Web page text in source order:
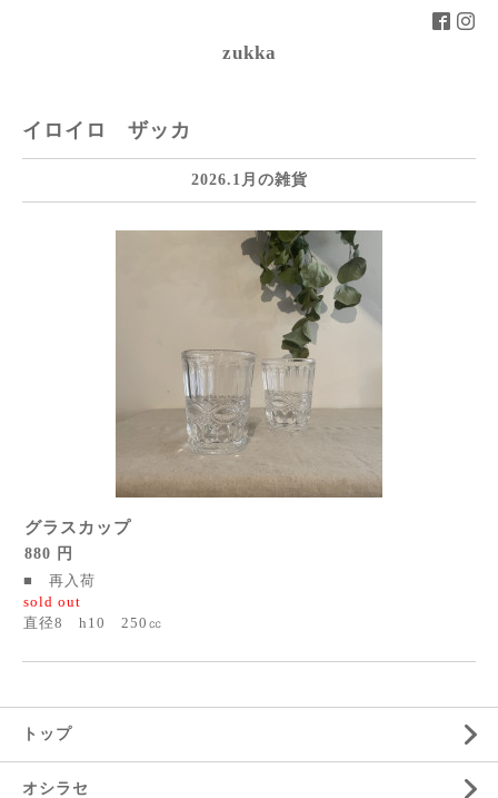
zukka
イロイロ ザッカ
2026.1月の雑貨
グラスカップ
880 円
■ 再入荷
sold out
直径8 h10 250㏄
トップ
オシラセ